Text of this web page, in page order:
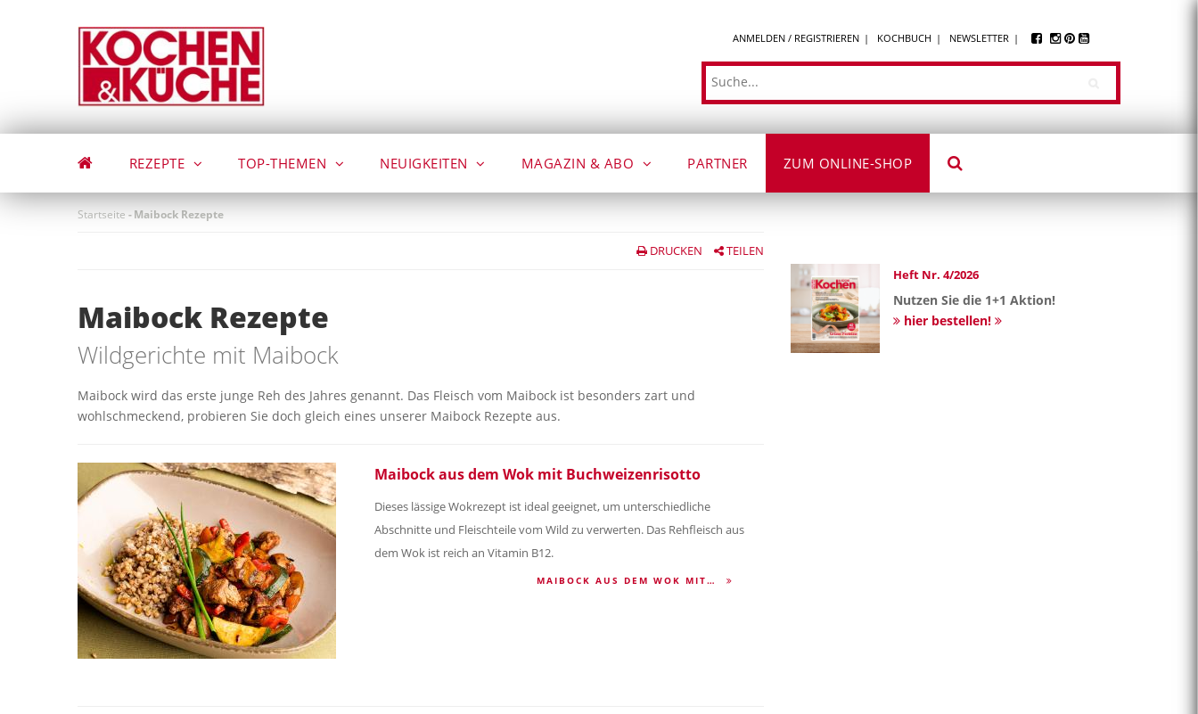
ANMELDEN / REGISTRIEREN KOCHBUCH NEWSLETTER
Suche
REZEPTE TOP-THEMEN NEUIGKEITEN MAGAZIN & ABO PARTNER ZUM ONLINE-SHOP
Startseite -Maibock Rezepte
DRUCKEN TEILEN
Maibock Rezepte
Wildgerichte mit Maibock
Maibock wird das erste junge Reh des Jahres genannt. Das Fleisch vom Maibock ist besonders zart und
wohlschmeckend, probieren Sie doch gleich eines unserer Maibock Rezepte aus.
Maibock aus dem Wok mit Buchweizenrisotto
Dieses lässige Wokrezept ist ideal geeignet, um unterschiedliche
Abschnitte und Fleischteile vom Wild zu verwerten. Das Rehfleisch aus
dem Wok ist reich an Vitamin B12.
MAIBOCK AUS DEM WOK MIT…
Heft Nr. 4/2026
Nutzen Sie die 1+1 Aktion!
hier bestellen!